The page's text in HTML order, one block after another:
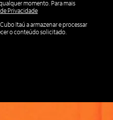
momento. Para mais
Privacidade
Itaú a armazenar e processar
o conteúdo solicitado.